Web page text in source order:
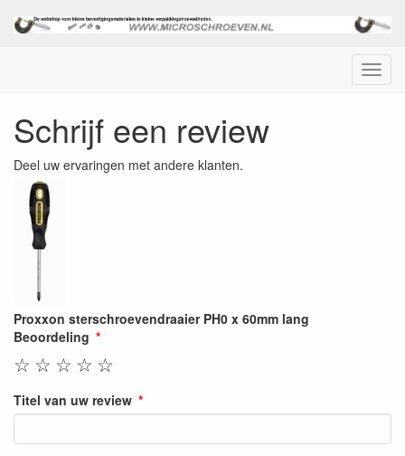
Menu
Schrijf een review
Deel uw ervaringen met andere klanten.
Proxxon sterschroevendraaier PH0 x 60mm lang
Beoordeling
☆
☆
☆
☆
☆
Titel van uw review